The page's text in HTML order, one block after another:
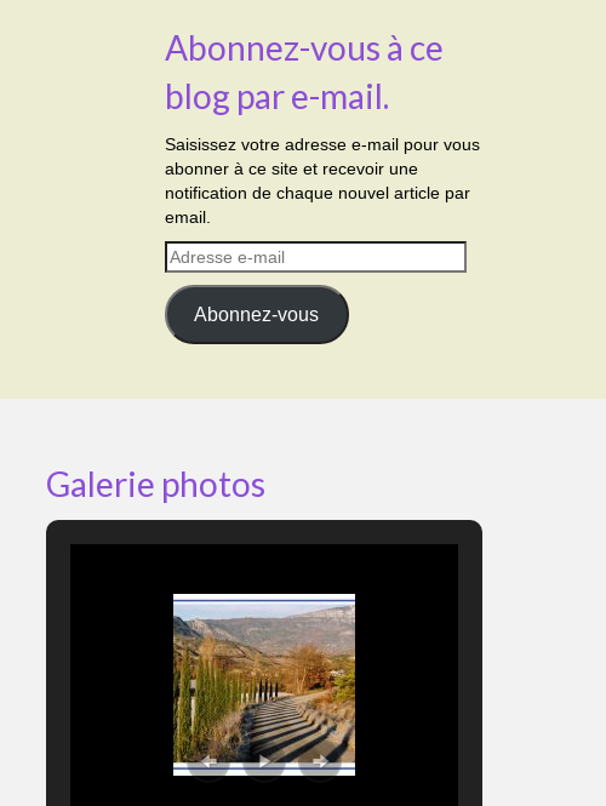
Abonnez-vous à ce
blog par e-mail.
Saisissez votre adresse e-mail pour vous
abonner à ce site et recevoir une
notification de chaque nouvel article par
email.
Adresse
e-
mail
Abonnez-vous
Galerie photos